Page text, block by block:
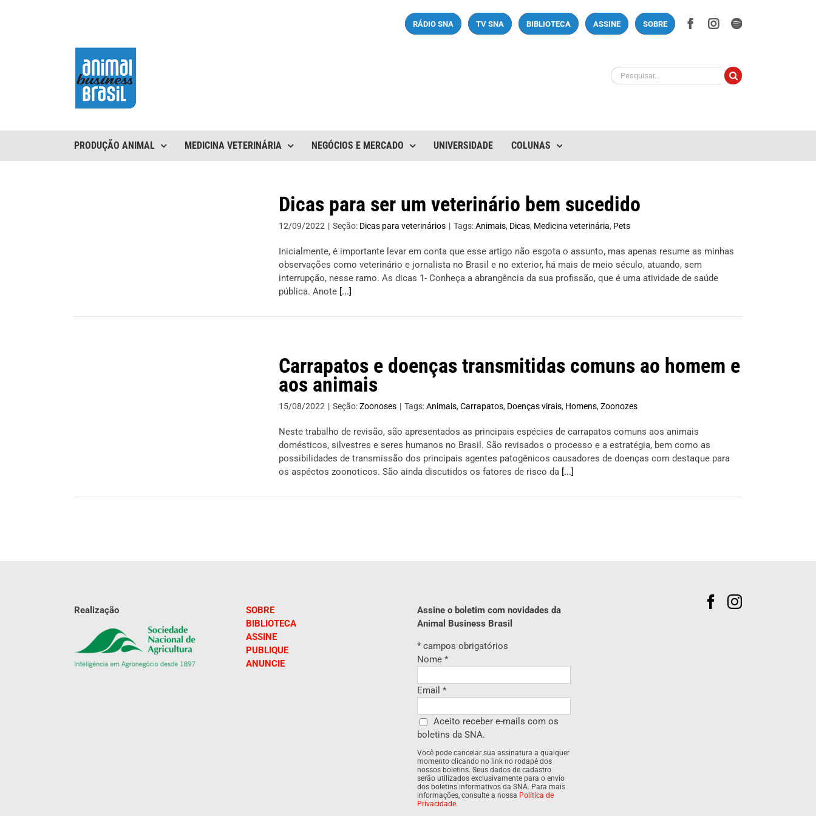
RÁDIO SNA TV SNA BIBLIOTECA ASSINE SOBRE Facebook
Instagram
Spotify
Buscar
resultados
PRODUÇÃO ANIMAL MEDICINA VETERINÁRIA NEGÓCIOS E MERCADO UNIVERSIDADE COLUNAS
Dicas para ser um veterinário bem sucedido
12/09/2022 | Seção: Dicas para veterinários | Tags:Animais, Dicas, Medicina veterinária, Pets
Inicialmente, é importante levar em conta que esse artigo não esgota o assunto, mas apenas resume as minhas
observações como veterinário e jornalista no Brasil e no exterior, há mais de meio século, atuando, sem
interrupção, nesse ramo. As dicas 1- Conheça a abrangência da sua profissão, que é uma atividade de saúde
pública. Anote [...]
Carrapatos e doenças transmitidas comuns ao homem e
aos animais
15/08/2022 | Seção:Zoonoses | Tags:Animais, Carrapatos, Doenças virais, Homens, Zoonozes
Neste trabalho de revisão, são apresentados as principais espécies de carrapatos comuns aos animais
domésticos, silvestres e seres humanos no Brasil. São revisados o processo e a estratégia, bem como as
possibilidades de transmissão dos principais agentes patogênicos causadores de doenças com destaque para
os aspéctos zoonoticos. São ainda discutidos os fatores de risco da [...]
Realização
SOBRE
BIBLIOTECA
ASSINE
PUBLIQUE
ANUNCIE
Assine o boletim com novidades da
Animal Business Brasil
* campos obrigatórios
Nome *
Email *
Aceito receber e-mails com os
boletins da SNA.
Você pode cancelar sua assinatura a qualquer
momento clicando no link no rodapé dos
nossos boletins. Seus dados de cadastro
serão utilizados exclusivamente para o envio
dos boletins informativos da SNA. Para mais
informações, consulte a nossa Política de
Privacidade.